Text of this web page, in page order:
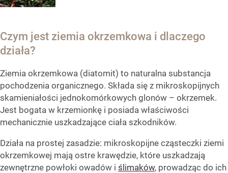
Czym jest ziemia okrzemkowa i dlaczego
działa?
Ziemia okrzemkowa (diatomit) to naturalna substancja
pochodzenia organicznego. Składa się z mikroskopijnych
skamieniałości jednokomórkowych glonów – okrzemek.
Jest bogata w krzemionkę i posiada właściwości
mechanicznie uszkadzające ciała szkodników.
Działa na prostej zasadzie: mikroskopijne cząsteczki ziemi
okrzemkowej mają ostre krawędzie, które uszkadzają
zewnętrzne powłoki owadów i ślimaków, prowadząc do ich